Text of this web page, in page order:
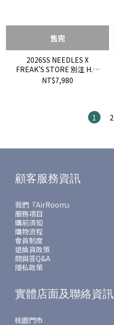
售完
2026SS NEEDLES X
FREAK'S STORE 別注 H.D.
Track Pants 聯名 蝴蝶 長褲
NT$7,980
1 2
顧客服務資訊
我們『AirRoom』
服務項目
購前須知
購物流程
會員制度
退換貨政策
問與答Q&A
隱私政策
實體店面及聯絡資訊
桃園門市